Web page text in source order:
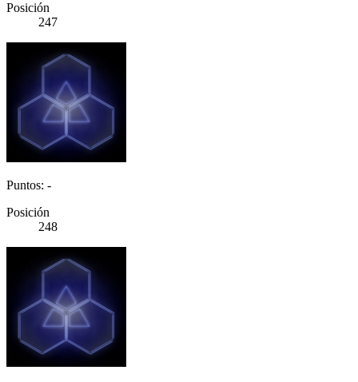
Posición
247
Puntos: -
Posición
248